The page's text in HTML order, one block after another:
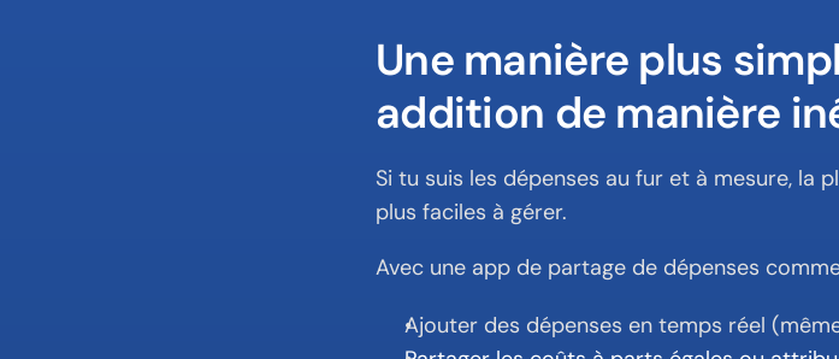
Une manière plus
addition de manière
Si tu suis les dépenses au fur et à mesure, la
plus faciles à gérer.
Avec une app de partage de dépenses
Ajouter des dépenses en temps réel